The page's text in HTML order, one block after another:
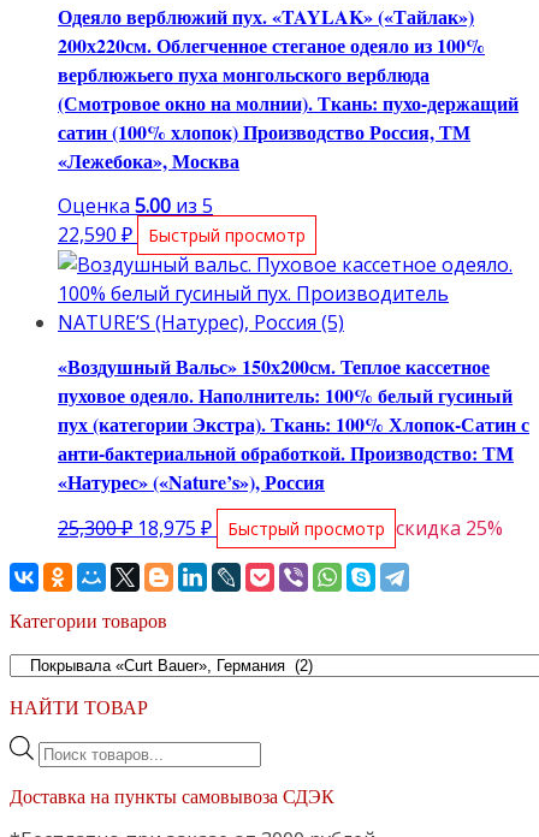
Одеяло верблюжий пух. «TAYLAK» («Тайлак»)
200х220см. Облегченное стеганое одеяло из 100%
верблюжьего пуха монгольского верблюда
(Смотровое окно на молнии). Ткань: пухо-держащий
сатин (100% хлопок) Производство Россия, ТМ
«Лежебока», Москва
Оценка 5.00 из 5
22,590 ₽ Быстрый просмотр
«Воздушный Вальс» 150х200см. Теплое кассетное
пуховое одеяло. Наполнитель: 100% белый гусиный
пух (категории Экстра). Ткань: 100% Хлопок-Сатин с
анти-бактериальной обработкой. Производство: ТМ
«Натурес» («Nature’s»), Россия
25,300₽ Первоначальная
составляла
25,300 ₽.
18,975 ₽Текущая
цена:
18,975 ₽.
Быстрый просмотр скидка 25%
Категории товаров
НАЙТИ ТОВАР
Поиск
Доставка на пункты самовывоза СДЭК